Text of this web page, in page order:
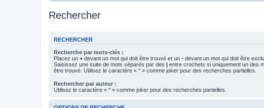
Rechercher
RECHERCHER
Recherche par mots-clés :
Placez un + devant un mot qui doit être trouvé et un - devant un mot qui doit être exclu.
Saisissez une suite de mots séparés par des | entre crochets si uniquement un des
être trouvé. Utilisez le caractère « * » comme joker pour des recherches partielles.
Rechercher par auteur :
Utilisez le caractère « * » comme joker pour des recherches partielles.